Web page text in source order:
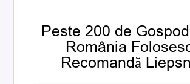
Peste 200 de
România
Recomandă